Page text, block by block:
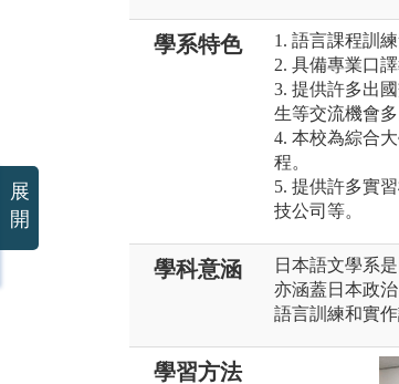
學系特色
1. 語言課程訓
2. 具備專業口
3. 提供許多出
生等交流機會多
4. 本校為綜合
程。
5. 提供許多實
技公司等。
學科意涵
日本語文學系
亦涵蓋日本政
語言訓練和實
學習方法
展
開